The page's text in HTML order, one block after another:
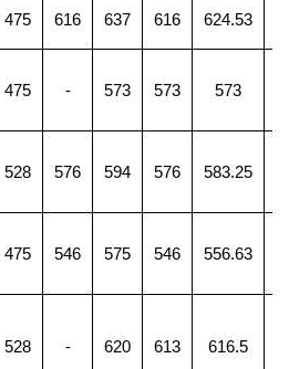
475 616 637 616 624.53
475 - 573 573 573
528 576 594 576 583.25
475 546 575 546 556.63
528 - 620 613 616.5